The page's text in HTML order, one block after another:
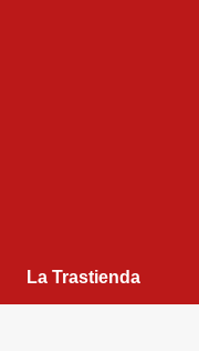
La Trastienda